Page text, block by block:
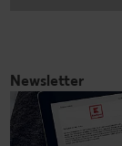
Newsletter